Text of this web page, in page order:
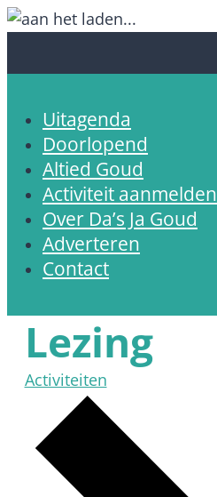
Uitagenda
Doorlopend
Altied Goud
Activiteit aanmelden
Over Da’s Ja Goud
Adverteren
Contact
Lezing
Activiteiten